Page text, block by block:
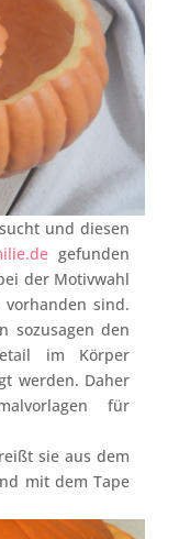
und diesen
gefunden
der Motivwahl
sind.
sozusagen den
im Körper
werden. Daher
für
sie aus dem
mit dem Tape